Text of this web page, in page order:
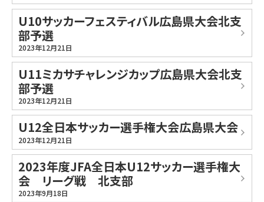
U10サッカーフェスティバル広島県大会北支
部予選
2023年12月21日
U11ミカサチャレンジカップ広島県大会北支
部予選
2023年12月21日
U12全日本サッカー選手権大会広島県大会
2023年12月21日
2023年度JFA全日本U12サッカー選手権大
会 リーグ戦 北支部
2023年9月18日